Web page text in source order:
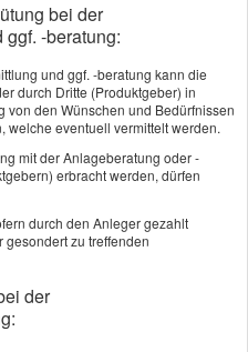
Autoversicherung
bei der
-beratung:
und ggf. -beratung kann die
durch Dritte (Produktgeber) in
von den Wünschen und Bedürfnissen
welche eventuell vermittelt werden.
mit der Anlageberatung oder -
erbracht werden, dürfen
durch den Anleger gezahlt
zu treffenden
der